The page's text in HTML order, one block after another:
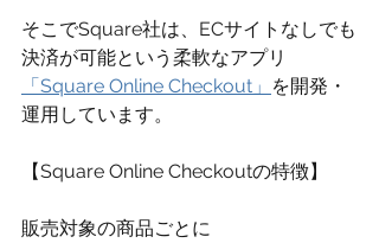
そこでSquare社は、ECサイトなしでも
決済が可能という柔軟なアプリ
「Square Online Checkout」 を開発・
運用しています。
【Square Online Checkoutの特徴】
販売対象の商品ごとに